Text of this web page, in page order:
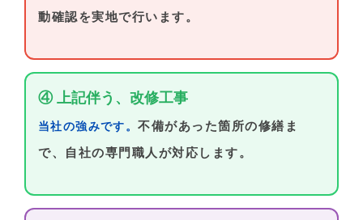
動確認を実地で行います。
④ 上記伴う、改修工事
当社の強みです。不備があった箇所の修繕ま
で、自社の専門職人が対応します。